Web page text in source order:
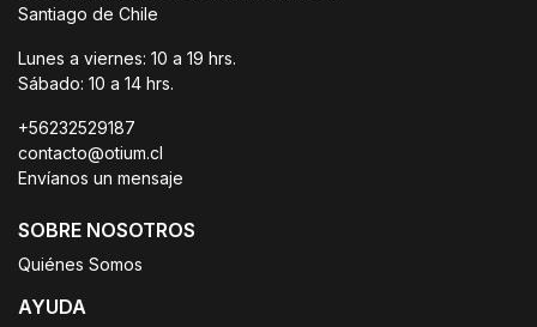
Santiago de Chile
Lunes a viernes: 10 a 19 hrs.
Sábado: 10 a 14 hrs.
+56232529187
contacto@otium.cl
Envíanos un mensaje
SOBRE NOSOTROS
Quiénes Somos
AYUDA